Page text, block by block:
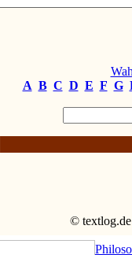
A B C D E F G
© textlog.de